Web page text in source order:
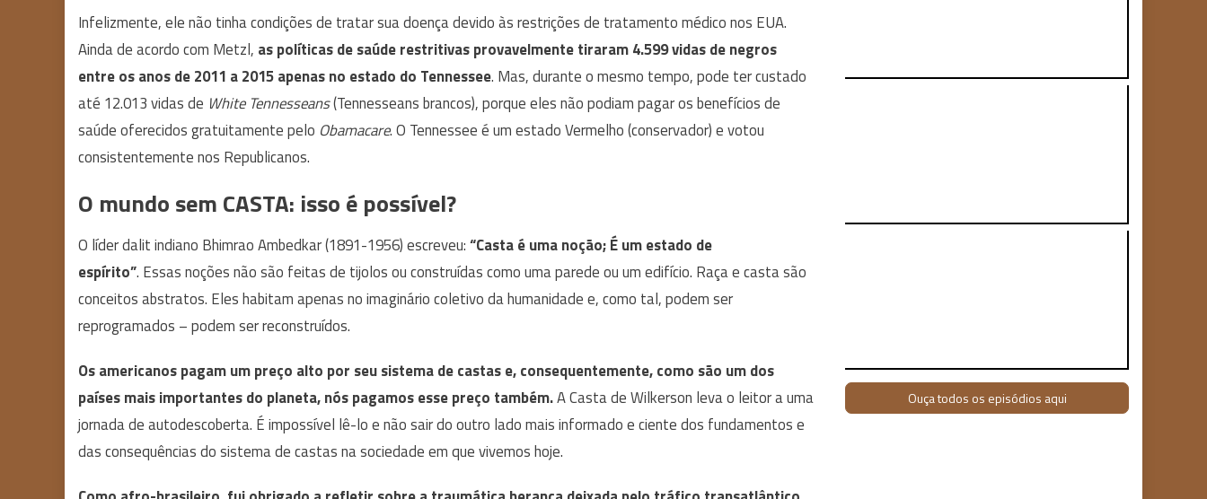
Infelizmente, ele não tinha condições de tratar sua doença devido às restrições de tratamento médico nos EUA.
Ainda de acordo com Metzl, as políticas de saúde restritivas provavelmente tiraram 4.599 vidas de negros
entre os anos de 2011 a 2015 apenas no estado do Tennessee. Mas, durante o mesmo tempo, pode ter custado
até 12.013 vidas de White Tennesseans(Tennesseans brancos), porque eles não podiam pagar os benefícios de
saúde oferecidos gratuitamente pelo Obamacare. O Tennessee é um estado Vermelho (conservador) e votou
consistentemente nos Republicanos.
O mundo sem CASTA: isso é possível?
O líder dalit indiano Bhimrao Ambedkar (1891-1956) escreveu:“Casta é uma noção; É um estado de
espírito”. Essas noções não são feitas de tijolos ou construídas como uma parede ou um edifício. Raça e casta são
conceitos abstratos. Eles habitam apenas no imaginário coletivo da humanidade e, como tal, podem ser
reprogramados – podem ser reconstruídos.
Os americanos pagam um preço alto por seu sistema de castas e, consequentemente, como são um dos
países mais importantes do planeta, nós pagamos esse preço também.A Casta de Wilkerson leva o leitor a uma
jornada de autodescoberta. É impossível lê-lo e não sair do outro lado mais informado e ciente dos fundamentos e
das consequências do sistema de castas na sociedade em que vivemos hoje.
Ouça todos os episódios aqui